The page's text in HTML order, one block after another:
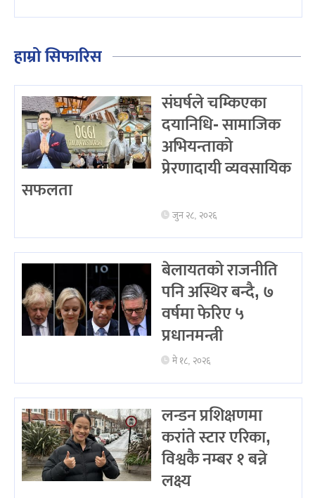
हाम्रो सिफारिस
संघर्षले चम्किएका
दयानिधि- सामाजिक
अभियन्ताको
प्रेरणादायी व्यवसायिक
सफलता
जुन २८, २०२६
बेलायतको राजनीति
पनि अस्थिर बन्दै, ७
वर्षमा फेरिए ५
प्रधानमन्त्री
मे १८, २०२६
लन्डन प्रशिक्षणमा
करांते स्टार एरिका,
विश्वकै नम्बर १ बन्ने
लक्ष्य